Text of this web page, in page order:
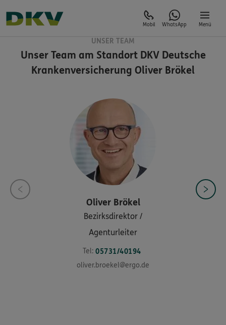
Mobil WhatsApp Menü
UNSER TEAM
Unser Team am StandortDKV Deutsche
Krankenversicherung Oliver Brökel
Oliver Brökel
Bezirksdirektor /
Agenturleiter
Tel: 05731/40194
oliver.broekel@ergo.de